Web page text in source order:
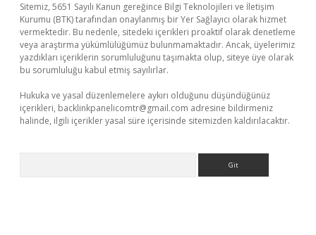
Sitemiz, 5651 Sayılı Kanun gereğince Bilgi Teknolojileri ve İletişim
Kurumu (BTK) tarafından onaylanmış bir Yer Sağlayıcı olarak hizmet
vermektedir. Bu nedenle, sitedeki içerikleri proaktif olarak denetleme
veya araştırma yükümlülüğümüz bulunmamaktadır. Ancak, üyelerimiz
yazdıkları içeriklerin sorumluluğunu taşımakta olup, siteye üye olarak
bu sorumluluğu kabul etmiş sayılırlar.
Hukuka ve yasal düzenlemelere aykırı olduğunu düşündüğünüz
içerikleri, backlinkpanelicomtr@gmail.com adresine bildirmeniz
halinde, ilgili içerikler yasal süre içerisinde sitemizden kaldırılacaktır.